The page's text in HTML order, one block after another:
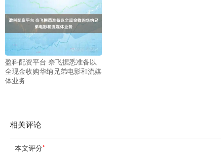
盈科配资平台 奈飞据悉准备以
全现金收购华纳兄弟电影和流媒
体业务
相关评论
本文评分*